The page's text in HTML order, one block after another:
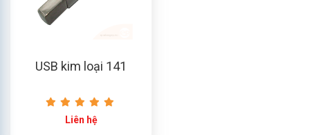
USB kim loại 141
Liên hệ